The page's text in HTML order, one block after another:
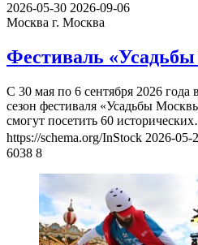
2026-05-30 2026-09-06
Москва г. Москва
Фестиваль
С 30 мая по 6 сентября 2026 года
сезон фестиваля «Усадьбы
смогут посетить 60
https://schema.org/InStock 2026-05-
6038 8